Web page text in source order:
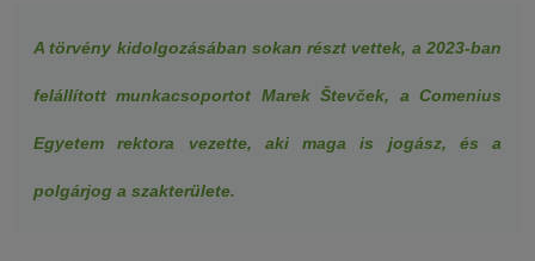
A törvény kidolgozásában sokan részt vettek, a 2023-ban
felállított munkacsoportot Marek Števček, a Comenius
Egyetem rektora vezette, aki maga is jogász, és a
polgárjog a szakterülete.